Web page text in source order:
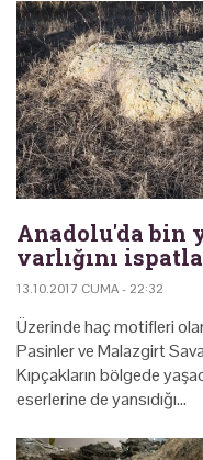
Anadolu'da bin
varlığını
13.10.2017 CUMA - 22:32
Üzerinde haç motifleri
Pasinler ve Malazgirt
Kıpçakların bölgede
eserlerine de yansıdığı…